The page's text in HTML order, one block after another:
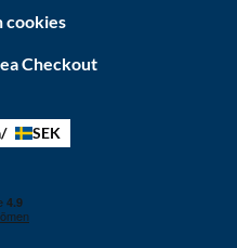
cookies
Checkout
SEK